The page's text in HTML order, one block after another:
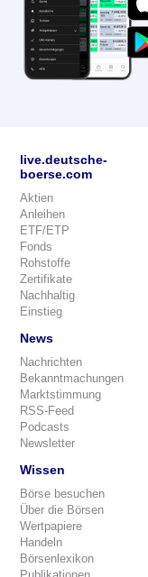
live.deutsche-
boerse.com
Aktien
Anleihen
ETF/ETP
Fonds
Rohstoffe
Zertifikate
Nachhaltig
Einstieg
News
Nachrichten
Bekanntmachungen
Marktstimmung
RSS-Feed
Podcasts
Newsletter
Wissen
Börse besuchen
Über die Börsen
Wertpapiere
Handeln
Börsenlexikon